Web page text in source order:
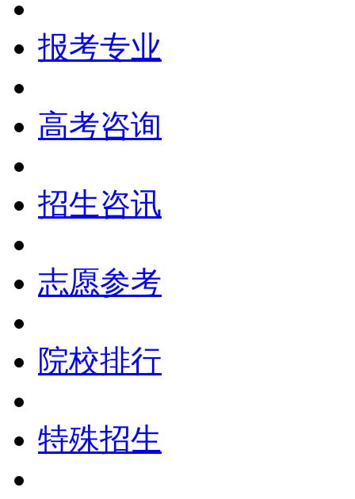
报考专业
高考咨询
招生咨讯
志愿参考
院校排行
特殊招生